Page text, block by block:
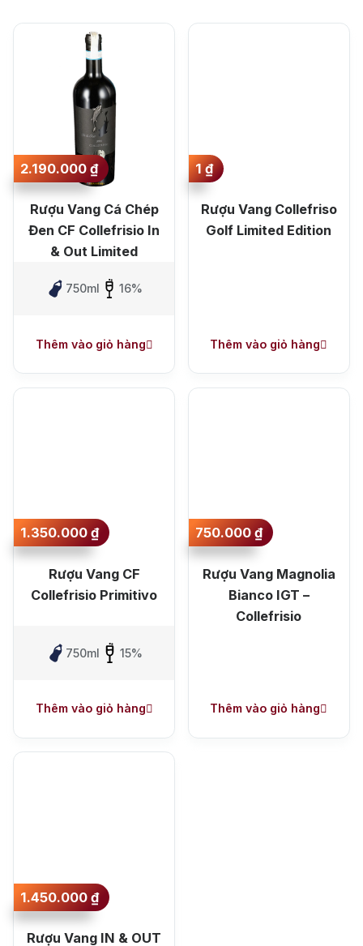
Top tìm kiếm
Rượu Vang
Jack
nhất
Sắp xếp theo lâu
nhất
2.190.000₫
Rượu Vang Cá Chép
Đen CF Collefrisio In
& Out Limited
750ml 16%
Thêm vào giỏ hàng
1₫
Rượu Vang Collefriso
Golf Limited Edition
Thêm vào giỏ hàng
1.350.000₫
Rượu Vang CF
Collefrisio Primitivo
750ml 15%
Thêm vào giỏ hàng
750.000₫
Rượu Vang Magnolia
Bianco IGT –
Collefrisio
Thêm vào giỏ hàng
1.450.000₫
Rượu Vang IN & OUT